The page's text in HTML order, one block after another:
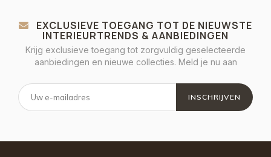
EXCLUSIEVE TOEGANG TOT DE NIEUWSTE
INTERIEURTRENDS & AANBIEDINGEN
Krijg exclusieve toegang tot zorgvuldig geselecteerde
aanbiedingen en nieuwe collecties. Meld je nu aan
INSCHRIJVEN